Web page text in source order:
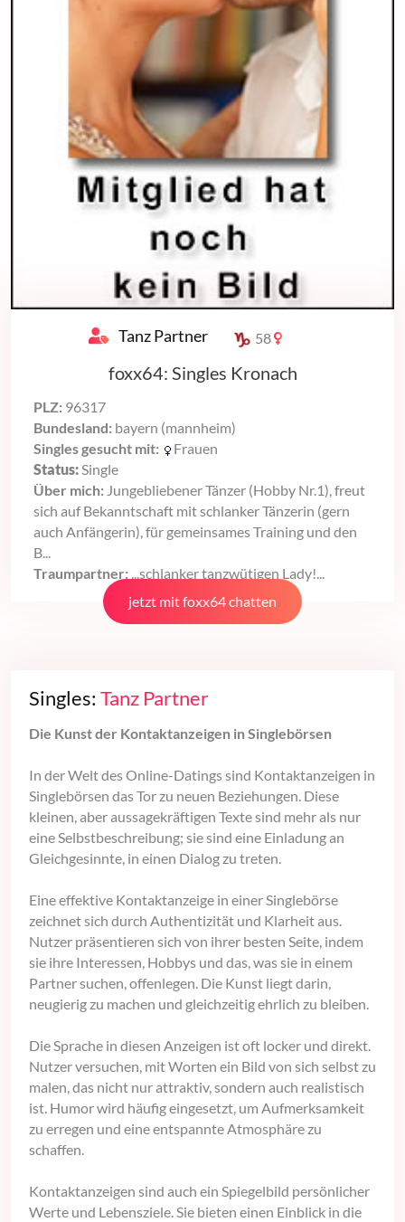
Tanz Partner 58
foxx64: Singles Kronach
PLZ: 96317
Bundesland: bayern (mannheim)
Singles gesucht mit:
Frauen
Status:Single
Über mich: Jungebliebener Tänzer (Hobby Nr.1), freut
sich auf Bekanntschaft mit schlanker Tänzerin (gern
auch Anfängerin), für gemeinsames Training und den
B...
Traumpartner: ...schlanker tanzwütigen Lady!...
jetzt mit foxx64 chatten
Singles: Tanz Partner
Die Kunst der Kontaktanzeigen in Singlebörsen
In der Welt des Online-Datings sind Kontaktanzeigen in
Singlebörsen das Tor zu neuen Beziehungen. Diese
kleinen, aber aussagekräftigen Texte sind mehr als nur
eine Selbstbeschreibung; sie sind eine Einladung an
Gleichgesinnte, in einen Dialog zu treten.
Eine effektive Kontaktanzeige in einer Singlebörse
zeichnet sich durch Authentizität und Klarheit aus.
Nutzer präsentieren sich von ihrer besten Seite, indem
sie ihre Interessen, Hobbys und das, was sie in einem
Partner suchen, offenlegen. Die Kunst liegt darin,
neugierig zu machen und gleichzeitig ehrlich zu bleiben.
Die Sprache in diesen Anzeigen ist oft locker und direkt.
Nutzer versuchen, mit Worten ein Bild von sich selbst zu
malen, das nicht nur attraktiv, sondern auch realistisch
ist. Humor wird häufig eingesetzt, um Aufmerksamkeit
zu erregen und eine entspannte Atmosphäre zu
schaffen.
Kontaktanzeigen sind auch ein Spiegelbild persönlicher
Werte und Lebensziele. Sie bieten einen Einblick in die